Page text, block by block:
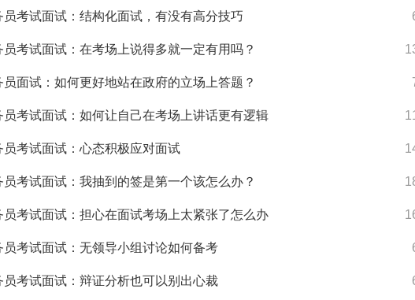
考试面试：结构化面试，有没有高分技巧
考试面试：在考场上说得多就一定有用吗？
面试：如何更好地站在政府的立场上答题？
员考试面试：如何让自己在考场上讲话更有逻辑
员考试面试：心态积极应对面试
考试面试：我抽到的签是第一个该怎么办？
员考试面试：担心在面试考场上太紧张了怎么办
员考试面试：无领导小组讨论如何备考
员考试面试：辩证分析也可以别出心裁